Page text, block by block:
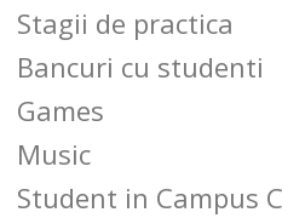
Stagii de practica
Bancuri cu studenti
Games
Music
Student in Campus